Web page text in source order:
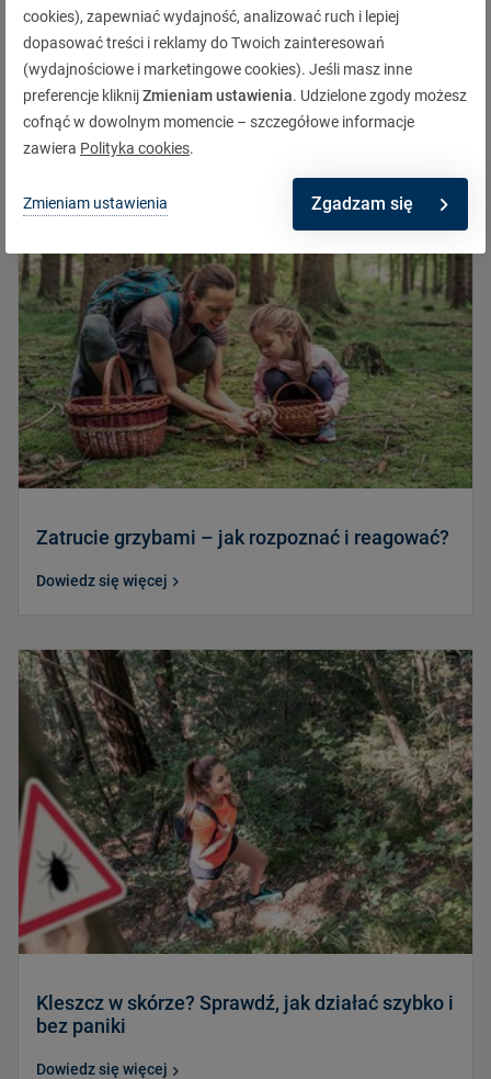
Jak odżywiać się odpowiedzialnie?
Dowiedz się więcej
Zatrucie grzybami – jak rozpoznać i reagować?
Dowiedz się więcej
Kleszcz w skórze? Sprawdź, jak działać szybko i
bez paniki
Dowiedz się więcej
cookies), zapewniać wydajność, analizować ruch i lepiej
dopasować treści i reklamy do Twoich zainteresowań
(wydajnościowe i marketingowe cookies). Jeśli masz inne
preferencje kliknijZmieniam ustawienia. Udzielone zgody możesz
cofnąć w dowolnym momencie – szczegółowe informacje
zawiera Polityka cookies.
Zmieniam ustawienia Zgadzam się